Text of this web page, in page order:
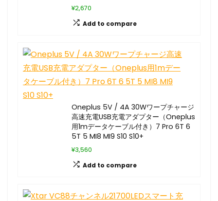
¥2,670
Add to compare
Oneplus 5V / 4A 30Wワープチャージ
高速充電USB充電アダプター（Oneplus
用1mデータケーブル付き）7 Pro 6T 6
5T 5 MI8 MI9 S10 S10+
¥3,560
Add to compare